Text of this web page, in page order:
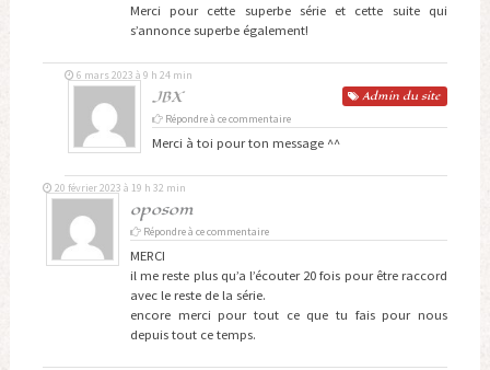
Merci pour cette superbe série et cette suite qui
s’annonce superbe également!
JBX Admin du site
6 mars 2023 à 9 h 24 min
Répondre à ce commentaire
Merci à toi pour ton message ^^
oposom
20 février 2023 à 19 h 32 min
Répondre à ce commentaire
MERCI
il me reste plus qu’a l’écouter 20 fois pour être raccord
avec le reste de la série.
encore merci pour tout ce que tu fais pour nous
depuis tout ce temps.